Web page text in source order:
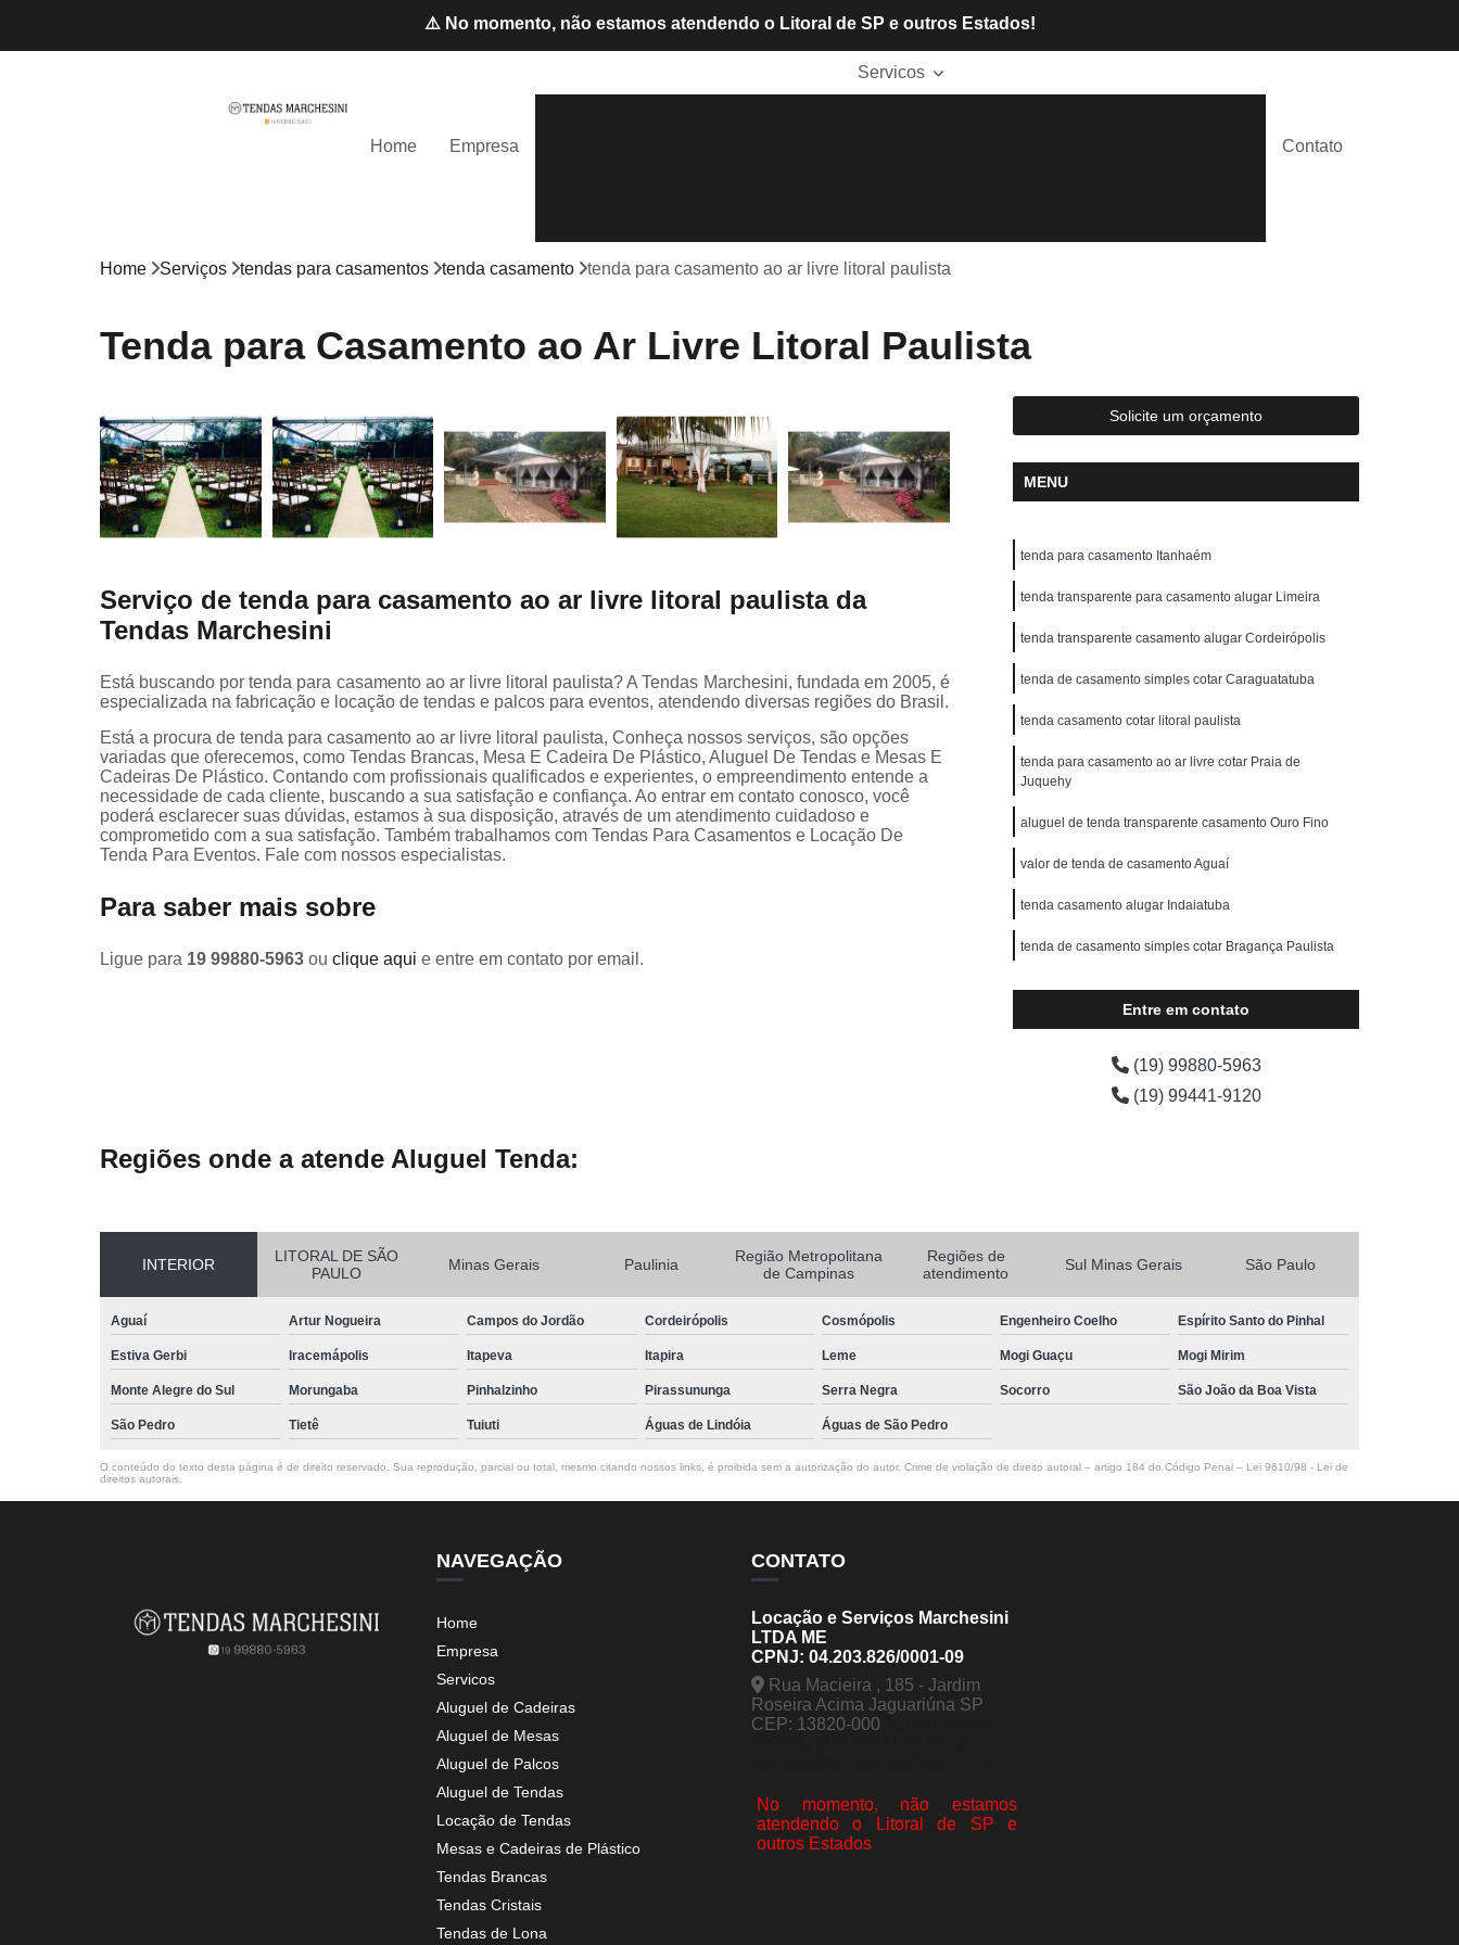
⚠️ No momento, não estamos atendendo o Litoral de SP e outros Estados!
Home Empresa
Servicos
Contato
Home Serviços tendas para casamentos tenda casamento tenda para casamento ao ar livre litoral paulista
Tenda para Casamento ao Ar Livre Litoral Paulista
Serviço de tenda para casamento ao ar livre litoral paulista da
Tendas Marchesini
Está buscando por tenda para casamento ao ar livre litoral paulista? A Tendas Marchesini, fundada em 2005, é
especializada na fabricação e locação de tendas e palcos para eventos, atendendo diversas regiões do Brasil.
Está a procura de tenda para casamento ao ar livre litoral paulista, Conheça nossos serviços, são opções
variadas que oferecemos, como Tendas Brancas, Mesa E Cadeira De Plástico, Aluguel De Tendas e Mesas E
Cadeiras De Plástico. Contando com profissionais qualificados e experientes, o empreendimento entende a
necessidade de cada cliente, buscando a sua satisfação e confiança. Ao entrar em contato conosco, você
poderá esclarecer suas dúvidas, estamos à sua disposição, através de um atendimento cuidadoso e
comprometido com a sua satisfação. Também trabalhamos com Tendas Para Casamentos e Locação De
Tenda Para Eventos. Fale com nossos especialistas.
Para saber mais sobre
Ligue para 19 99880-5963 ou clique aqui e entre em contato por email.
Solicite um orçamento
MENU
tenda para casamento Itanhaém
tenda transparente para casamento alugar Limeira
tenda transparente casamento alugar Cordeirópolis
tenda de casamento simples cotar Caraguatatuba
tenda casamento cotar litoral paulista
tenda para casamento ao ar livre cotar Praia de
Juquehy
aluguel de tenda transparente casamento Ouro Fino
valor de tenda de casamento Aguaí
tenda casamento alugar Indaiatuba
tenda de casamento simples cotar Bragança Paulista
Entre em contato
(19) 99880-5963
(19) 99441-9120
Regiões onde a atende Aluguel Tenda:
INTERIOR
LITORAL DE SÃO
PAULO
Minas Gerais Paulinia
Região Metropolitana
de Campinas
Regiões de
atendimento
Sul Minas Gerais São Paulo
Aguaí Artur Nogueira Campos do Jordão Cordeirópolis Cosmópolis Engenheiro Coelho Espírito Santo do Pinhal
Estiva Gerbi Iracemápolis Itapeva Itapira Leme Mogi Guaçu Mogi Mirim
Monte Alegre do Sul Morungaba Pinhalzinho Pirassununga Serra Negra Socorro São João da Boa Vista
São Pedro Tietê Tuiuti Águas de Lindóia Águas de São Pedro
O conteúdo do texto desta página é de direito reservado. Sua reprodução, parcial ou total, mesmo citando nossos links, é proibida sem a autorização do autor. Crime de violação de direito autoral – artigo 184 do Código Penal – Lei 9610/98 - Lei de
direitos autorais
NAVEGAÇÃO
Home
Empresa
Servicos
Aluguel de Cadeiras
Aluguel de Mesas
Aluguel de Palcos
Aluguel de Tendas
Locação de Tendas
Mesas e Cadeiras de Plástico
Tendas Brancas
Tendas Cristais
Tendas de Lona
CONTATO
Locação e Serviços Marchesini
LTDA ME
CPNJ: 04.203.826/0001-09
Rua Macieira , 185 - Jardim
Roseira Acima Jaguariúna SP
CEP: 13820-000
No momento, não estamos
atendendo o Litoral de SP e
outros Estados